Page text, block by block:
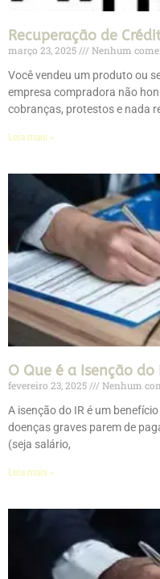
Recuperação de
março 23, 2025
Nenhum
Você vendeu um produto ou
empresa compradora não
cobranças, protestos e nada
Leia mais »
O Que é a Isenção do
fevereiro 23, 2025
Nenhum
A isenção do IR é um
doenças graves parem de
(seja salário,
Leia mais »